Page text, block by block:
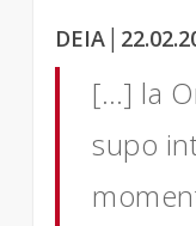
DEIA
[…] la
supo